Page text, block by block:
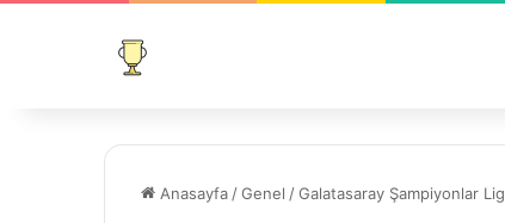
Anasayfa /Genel /Galatasaray Şampiyonlar